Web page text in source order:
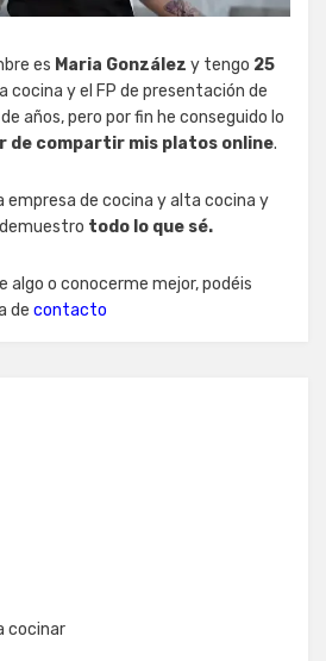
es Maria González y tengo 25
cocina y el FP de presentación de
años, pero por fin he conseguido lo
de compartir mis platos online.
empresa de cocina y alta cocina y
todo lo que sé.
algo o conocerme mejor, podéis
de contacto
cocinar